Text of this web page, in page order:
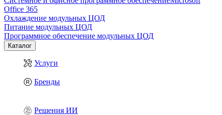
Office 365
Охлаждение модульных ЦОД
Питание модульных ЦОД
Программное обеспечение модульных ЦОД
Каталог
Услуги
Бренды
Решения ИИ